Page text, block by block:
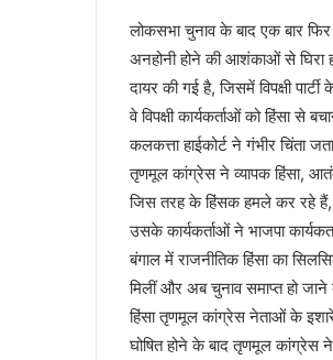
लोकसभा चुनाव के बाद एक बार
अनहोनी होने की आशंकाओं से घिरा
दायर की गई है, जिसमें विपक्षी
वे विपक्षी कार्यकर्ताओं को हिंसा से
कलकत्ता हाईकोर्ट ने गंभीर चिंता
तृणमूल कांग्रेस ने व्यापक हिंसा, आतंक
जिस तरह के हिंसक हमले कर रहे हैं,
उसके कार्यकर्ताओं ने भाजपा
बंगाल में राजनीतिक हिंसा का
मिलीं और अब चुनाव समाप्त हो जाने
हिंसा तृणमूल कांग्रेस नेताओं के इशारे
घोषित होने के बाद तृणमूल कांग्रेस